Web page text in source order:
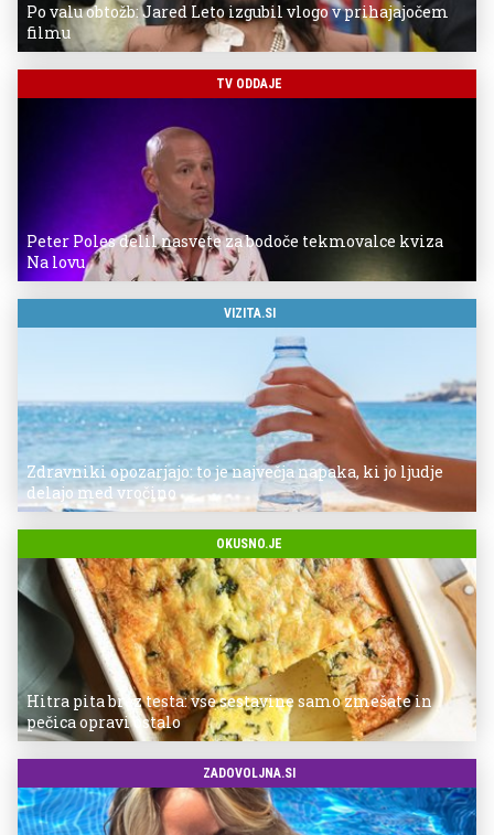
Po valu obtožb: Jared Leto izgubil vlogo v prihajajočem
filmu
TV ODDAJE
Peter Poles delil nasvete za bodoče tekmovalce kviza
Na lovu
VIZITA.SI
Zdravniki opozarjajo: to je največja napaka, ki jo ljudje
delajo med vročino
OKUSNO.JE
Hitra pita brez testa: vse sestavine samo zmešate in
pečica opravi ostalo
ZADOVOLJNA.SI